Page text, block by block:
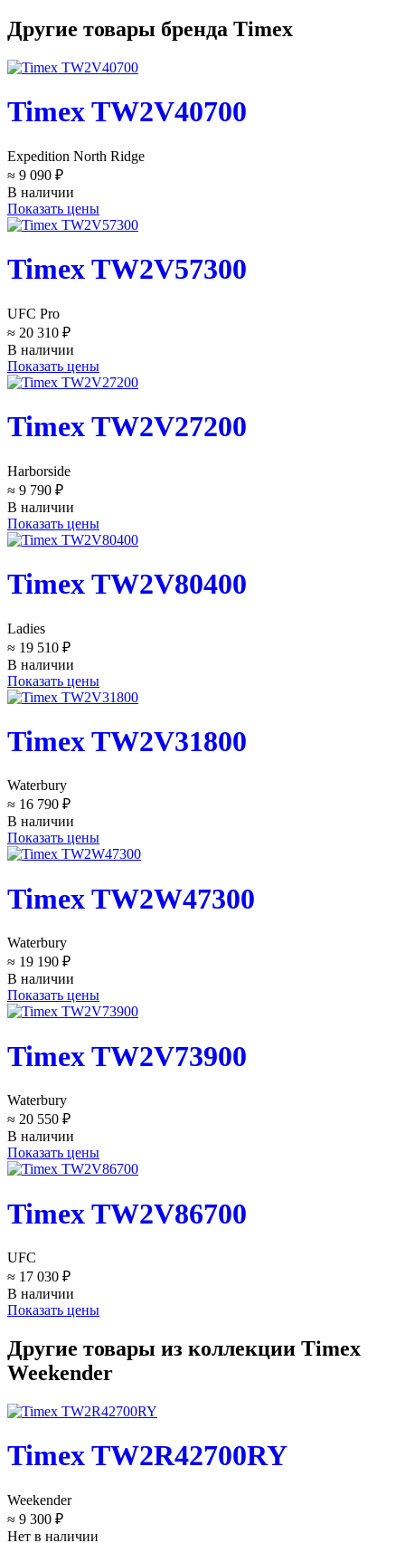
Другие товары бренда Timex
Timex TW2V40700
Expedition North Ridge
≈ 9 090 ₽
В наличии
Показать цены
Timex TW2V57300
UFC Pro
≈ 20 310 ₽
В наличии
Показать цены
Timex TW2V27200
Harborside
≈ 9 790 ₽
В наличии
Показать цены
Timex TW2V80400
Ladies
≈ 19 510 ₽
В наличии
Показать цены
Timex TW2V31800
Waterbury
≈ 16 790 ₽
В наличии
Показать цены
Timex TW2W47300
Waterbury
≈ 19 190 ₽
В наличии
Показать цены
Timex TW2V73900
Waterbury
≈ 20 550 ₽
В наличии
Показать цены
Timex TW2V86700
UFC
≈ 17 030 ₽
В наличии
Показать цены
Другие товары из коллекции Timex
Weekender
Timex TW2R42700RY
Weekender
≈ 9 300 ₽
Нет в наличии